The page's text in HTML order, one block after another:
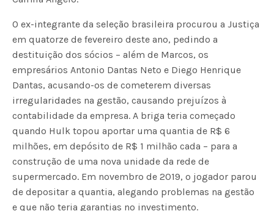
O ex-integrante da seleção brasileira procurou a Justiça
em quatorze de fevereiro deste ano, pedindo a
destituição dos sócios – além de Marcos, os
empresários Antonio Dantas Neto e Diego Henrique
Dantas, acusando-os de cometerem diversas
irregularidades na gestão, causando prejuízos à
contabilidade da empresa. A briga teria começado
quando Hulk topou aportar uma quantia de R$ 6
milhões, em depósito de R$ 1 milhão cada – para a
construção de uma nova unidade da rede de
supermercado. Em novembro de 2019, o jogador parou
de depositar a quantia, alegando problemas na gestão
e que não teria garantias no investimento.